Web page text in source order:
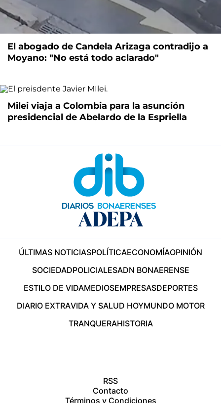
El abogado de Candela Arizaga contradijo a
Moyano: "No está todo aclarado"
Milei viaja a Colombia para la asunción
presidencial de Abelardo de la Espriella
ÚLTIMAS NOTICIASPOLÍTICAECONOMÍAOPINIÓN
SOCIEDADPOLICIALESADN BONAERENSE
ESTILO DE VIDAMEDIOSEMPRESASDEPORTES
DIARIO EXTRAVIDA Y SALUD HOYMUNDO MOTOR
TRANQUERAHISTORIA
RSS
Contacto
Términos y Condiciones